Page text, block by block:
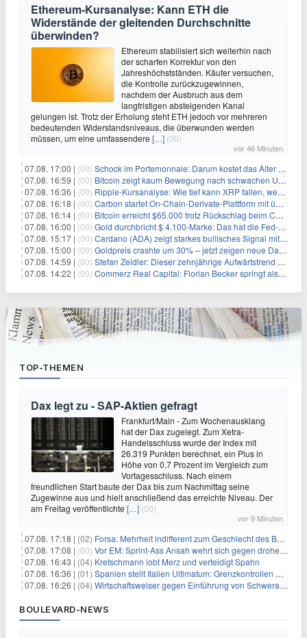
Ethereum-Kursanalyse: Kann ETH die
Widerstände der gleitenden Durchschnitte
überwinden?
Ethereum stabilisiert sich weiterhin nach
der scharfen Korrektur von den
Jahreshöchstständen. Käufer versuchen,
die Kontrolle zurückzugewinnen,
nachdem der Ausbruch aus dem
langfristigen absteigenden Kanal
gelungen ist. Trotz der Erholung steht ETH jedoch vor mehreren
bedeutenden Widerstandsniveaus, die überwunden werden
müssen, um eine umfassendere […] (00)
vor 46 Minuten
07.08. 17:00 | (00) Schock im Portemonnaie: Darum kostet das Alter deutlich mehr als Sie denken
07.08. 16:59 | (00) Bitcoin zeigt kaum Bewegung nach schwachen US-Arbeitsmarktdaten, Fed-Zinserhöhungschancen sinken auf 44%
07.08. 16:36 | (00) Ripple-Kursanalyse: Wie tief kann XRP fallen, wenn die $1-Unterstützung am Wochenende verloren geht?
07.08. 16:18 | (00) Carbon startet On-Chain-Derivate-Plattform mit über 950 Märkten in einem Konto
07.08. 16:14 | (00) Bitcoin erreicht $65.000 trotz Rückschlag beim CLARITY Act und fehlendem US-Iran-Abkommen
07.08. 16:00 | (00) Gold durchbricht $ 4.100-Marke: Das hat die Fed-Entscheidung ausgelöst
07.08. 15:17 | (00) Cardano (ADA) zeigt starkes bullisches Signal mit Potenzial für 200% Kursanstieg
07.08. 15:00 | (00) Goldpreis crashte um 30% – jetzt zeigen neue Daten: War es berechtigt?
07.08. 14:59 | (00) Stefan Zeidler: Dieser zehnjährige Aufwärtstrend macht mich optimistisch
07.08. 14:22 | (00) Commerz Real Capital: Florian Becker springt als Leiter ein
TOP-THEMEN
Dax legt zu - SAP-Aktien gefragt
Frankfurt/Main - Zum Wochenausklang
hat der Dax zugelegt. Zum Xetra-
Handelsschluss wurde der Index mit
26.319 Punkten berechnet, ein Plus in
Höhe von 0,7 Prozent im Vergleich zum
Vortagesschluss. Nach einem
freundlichen Start baute der Dax bis zum Nachmittag seine
Zugewinne aus und hielt anschließend das erreichte Niveau. Der
am Freitag veröffentlichte […] (00)
vor 9 Minuten
07.08. 17:18 | (02) Forsa: Mehrheit indifferent zum Geschlecht des Bundespräsidenten
07.08. 17:08 | (00) Vor EM: Sprint-Ass Ansah wehrt sich gegen drohende Sperre
07.08. 16:43 | (04) Kretschmann lobt Merz und verteidigt Spahn
07.08. 16:36 | (01) Spanien stellt Italien Ultimatum: Grenzkontrollen beenden
07.08. 16:26 | (04) Wirtschaftsweiser gegen Einführung von Schwerarbeiter-Rente
BOULEVARD-NEWS